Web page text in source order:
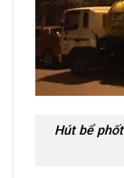
Sử
sinh
Hút bể